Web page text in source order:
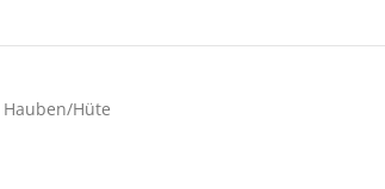
Hauben/Hüte